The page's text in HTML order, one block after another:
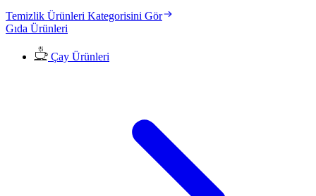
Temizlik Ürünleri Kategorisini Gör
Gıda Ürünleri
Çay Ürünleri